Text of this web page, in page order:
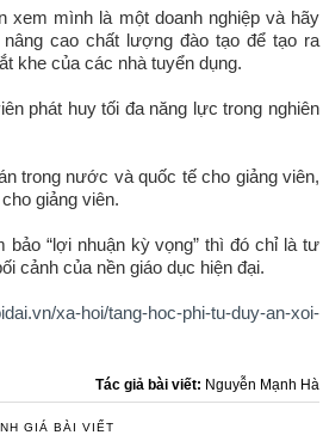
mình là một doanh nghiệp và hãy
cao chất lượng đào tạo để tạo ra
khe của các nhà tuyển dụng.
phát huy tối đa năng lực trong nghiên
trong nước và quốc tế cho giảng viên,
giảng viên.
“lợi nhuận kỳ vọng” thì đó chỉ là tư
cảnh của nền giáo dục hiện đại.
xa-hoi/tang-hoc-phi-tu-duy-an-xoi-
Tác giả bài viết: Nguyễn Mạnh Hà
GIÁ BÀI VIẾT